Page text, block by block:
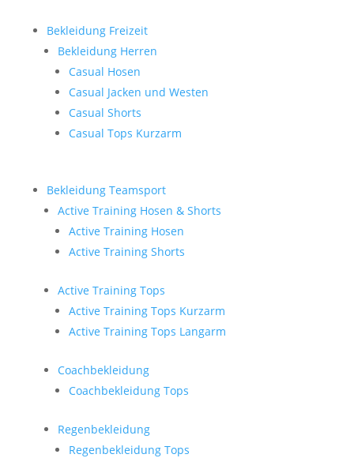
Bekleidung Freizeit
Bekleidung Herren
Casual Hosen
Casual Jacken und Westen
Casual Shorts
Casual Tops Kurzarm
Bekleidung Teamsport
Active Training Hosen & Shorts
Active Training Hosen
Active Training Shorts
Active Training Tops
Active Training Tops Kurzarm
Active Training Tops Langarm
Coachbekleidung
Coachbekleidung Tops
Regenbekleidung
Regenbekleidung Tops